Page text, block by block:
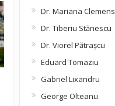
Dr. Mariana Clemens
Dr. Tiberiu Stănescu
Dr. Viorel Pătraşcu
Eduard Tomaziu
Gabriel Lixandru
George Olteanu